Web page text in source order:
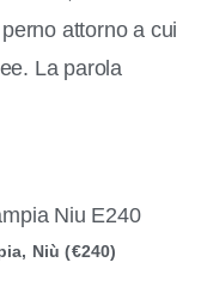
attorno a cui
La parola
Niù (€240)